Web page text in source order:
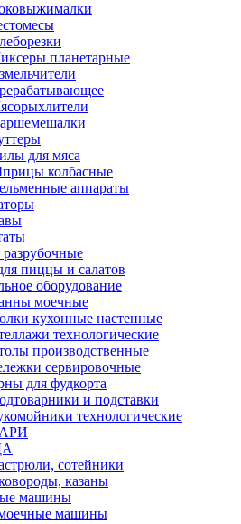
планетарные
для мяса
колбасные
аппараты
пиццы и салатов
оборудование
моечные
кухонные настенные
технологические
производственные
сервировочные
для фудкорта
и подставки
технологические
сотейники
казаны
машины
машины